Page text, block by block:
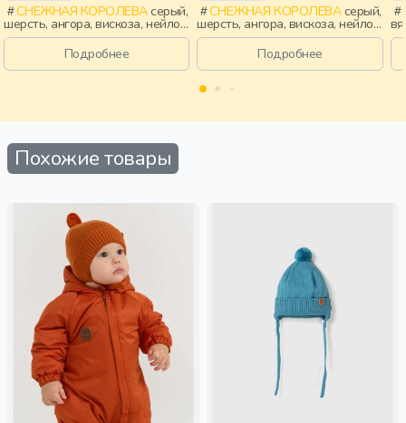
СНЕЖНАЯ КОРОЛЕВАсерый,
шерсть, ангора, вискоза, нейлон,
зима, осень, россия, девочки,
Подробнее
СНЕЖНАЯ КОРОЛЕВАсерый,
шерсть, ангора, вискоза, нейлон,
зима, осень, россия, мальчики,
Подробнее
Похожие товары